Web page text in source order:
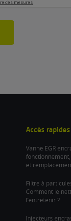
Accès rapides
Vanne EGR
et
Filtre à
Comment le
l’entretenir ?
Injecteurs